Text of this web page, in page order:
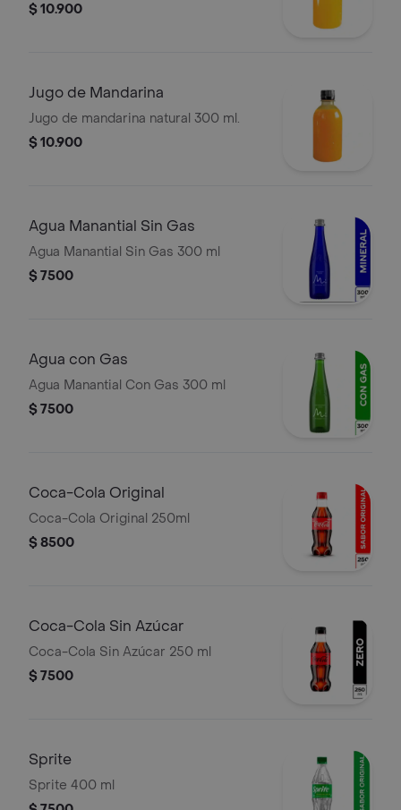
$ 10.900
Jugo de Mandarina
Jugo de mandarina natural 300 ml.
$ 10.900
Agua Manantial Sin Gas
Agua Manantial Sin Gas 300 ml
$ 7500
Agua con Gas
Agua Manantial Con Gas 300 ml
$ 7500
Coca-Cola Original
Coca-Cola Original 250ml
$ 8500
Coca-Cola Sin Azúcar
Coca-Cola Sin Azúcar 250 ml
$ 7500
Sprite
Sprite 400 ml